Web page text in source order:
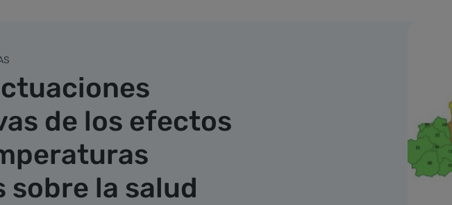
de los efectos
sobre la salud